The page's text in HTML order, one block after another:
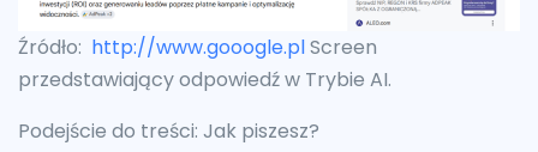
Źródło: http://www.gooogle.plScreen
przedstawiający odpowiedź w Trybie AI.
Podejście do treści: Jak piszesz?